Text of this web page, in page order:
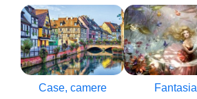
Case, camere Fantasia